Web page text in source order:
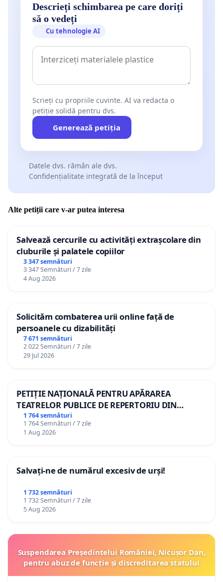
Descrieți schimbarea pe care doriți
să o vedeți
Cu tehnologie AI
Scrieți cu propriile cuvinte. AI va redacta o
petiție solidă pentru dvs.
Generează petiția
Datele dvs. rămân ale dvs.
Confidențialitate integrată de la început
Alte petiții care v-ar putea interesa
Salvează cercurile cu activități extrașcolare din
cluburile și palatele copiilor
3 347 semnături
3 347 Semnături / 7 zile
4 Aug 2026
Solicităm combaterea urii online față de
persoanele cu dizabilități
7 671 semnături
2 022 Semnături / 7 zile
29 Jul 2026
PETIȚIE NAȚIONALĂ PENTRU APĂRAREA
TEATRELOR PUBLICE DE REPERTORIU DIN
ROMÂNIA
1 764 semnături
1 764 Semnături / 7 zile
1 Aug 2026
Salvați-ne de numărul excesiv de urși!
1 732 semnături
1 732 Semnături / 7 zile
5 Aug 2026
Suspendarea Președintelui României, Nicușor Dan,
pentru abuz de funcție și discreditarea statului